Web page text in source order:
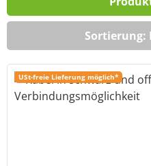
USt-freie Lieferung möglich*